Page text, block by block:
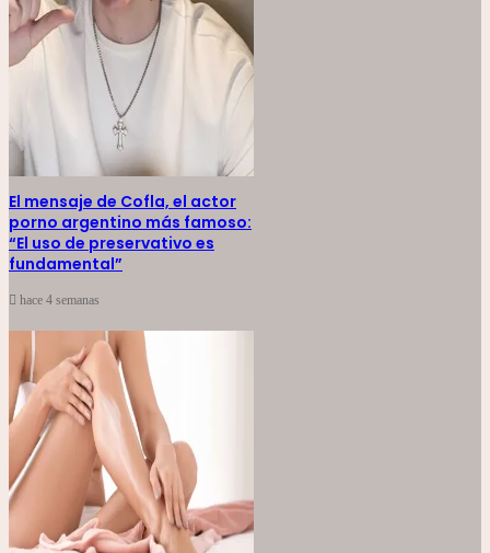
El mensaje de Cofla, el actor
porno argentino más famoso:
“El uso de preservativo es
fundamental”
hace 4 semanas